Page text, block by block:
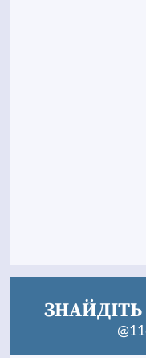
ЗНАЙДІТЬ